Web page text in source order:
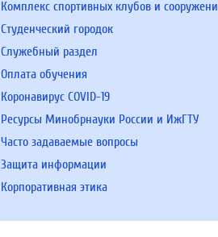
Комплекс спортивных клубов и
Студенческий городок
Служебный раздел
Оплата обучения
Коронавирус COVID-19
Ресурсы Минобрнауки России и ИжГТУ
Часто задаваемые вопросы
Защита информации
Корпоративная этика